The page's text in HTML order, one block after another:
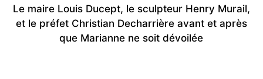
Le maire Louis Ducept, le sculpteur Henry Murail,
et le préfet Christian Decharrière avant et après
que Marianne ne soit dévoilée